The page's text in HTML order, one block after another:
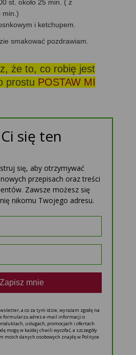
st. około 25 min. ( z
min.)
i ketchupem.
smakować pozdrawiam.
że to, co robię jest
prostu POSTAW MI
się ten
się, aby otrzymywać
przepisach oraz treści
Zawsze możesz się
nikomu Twojego adresu.
Zapisz mnie
a co za tym idzie, wyrażam zgodę na
formularzu adres e-mail informacji o
usługach, promocjach i ofertach
mogę w każdej chwili wycofać, a szczegóły
moich danych osobowych znajdę w Polityce